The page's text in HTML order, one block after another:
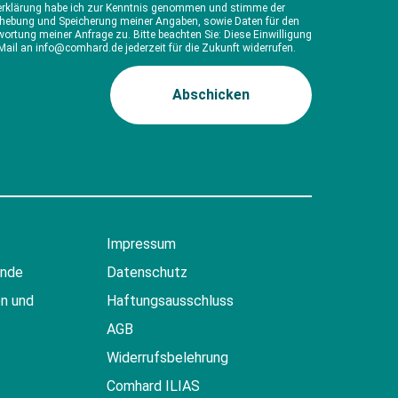
habe ich zur Kenntnis genommen und stimme der
und Speicherung meiner Angaben, sowie Daten für den
meiner Anfrage zu. Bitte beachten Sie: Diese Einwilligung
an info@comhard.de jederzeit für die Zukunft widerrufen.
und
Impressum
Datenschutz
Haftungsausschluss
AGB
Widerrufsbelehrung
Comhard ILIAS